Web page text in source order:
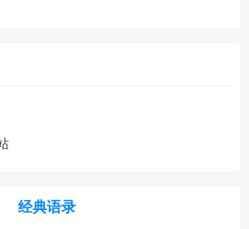
经典语录